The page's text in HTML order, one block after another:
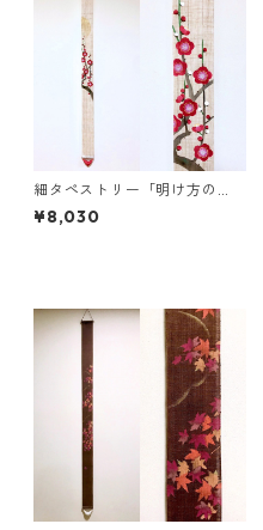
細タペストリー「明け方の
梅」
¥8,030